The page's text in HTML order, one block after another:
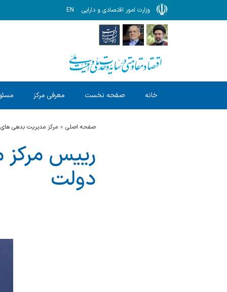
وزارت امور اقتصادی و دارایی EN
خانه صفحه نخست معرفی مرکز
صفحه اصلی مرکز مدیریت بدهی
رییس
دولت